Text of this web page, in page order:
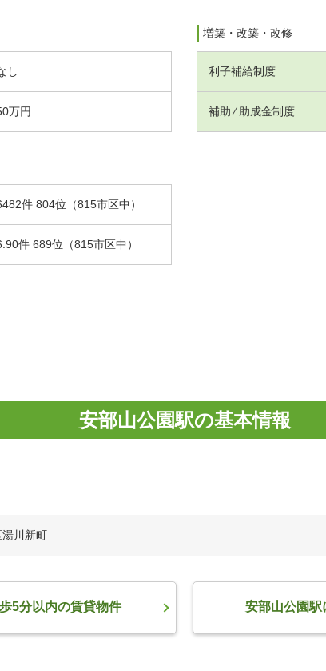
し
万円
増築・改築・改修
利子補給制度
補助 ⁄ 助成金制度
件 804位（815市区中）
件 689位（815市区中）
安部山公園駅の基本情報
川新町
5分以内の賃貸物件 安部山公園駅